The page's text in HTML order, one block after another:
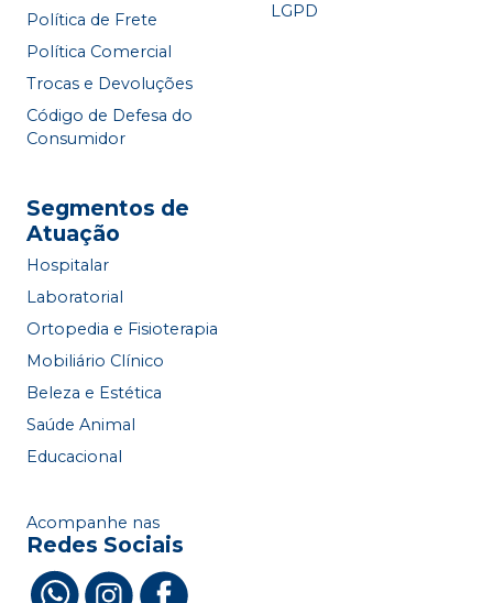
Política de Frete
Política Comercial
Trocas e Devoluções
Código de Defesa do
Consumidor
LGPD
Segmentos de
Atuação
Hospitalar
Laboratorial
Ortopedia e Fisioterapia
Mobiliário Clínico
Beleza e Estética
Saúde Animal
Educacional
Acompanhe nas
Redes Sociais